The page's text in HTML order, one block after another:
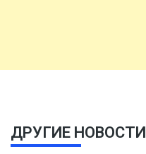
ДРУГИЕ НОВОСТИ